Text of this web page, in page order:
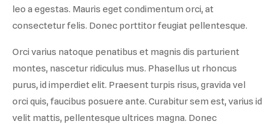
leo a egestas. Mauris eget condimentum orci, at
consectetur felis. Donec porttitor feugiat pellentesque.
Orci varius natoque penatibus et magnis dis parturient
montes, nascetur ridiculus mus. Phasellus ut rhoncus
purus, id imperdiet elit. Praesent turpis risus, gravida vel
orci quis, faucibus posuere ante. Curabitur sem est, varius id
velit mattis, pellentesque ultrices magna. Donec